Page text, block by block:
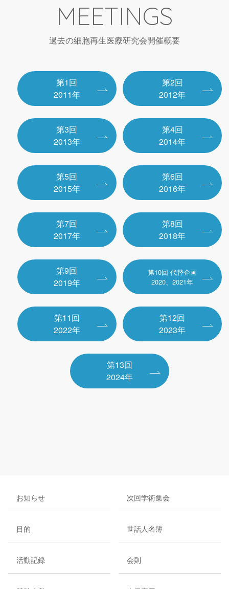
MEETINGS
過去の細胞再生医療研究会開催概要
第1回
2011年
第2回
2012年
第3回
2013年
第4回
2014年
第5回
2015年
第6回
2016年
第7回
2017年
第8回
2018年
第9回
2019年
第10回 代替企画
2020、2021年
第11回
2022年
第12回
2023年
第13回
2024年
お知らせ 次回学術集会
目的 世話人名簿
活動記録 会則